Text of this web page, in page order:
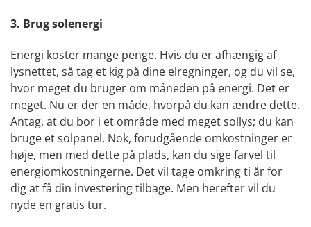
3. Brug solenergi
Energi koster mange penge. Hvis du er afhængig af
lysnettet, så tag et kig på dine elregninger, og du vil se,
hvor meget du bruger om måneden på energi. Det er
meget. Nu er der en måde, hvorpå du kan ændre dette.
Antag, at du bor i et område med meget sollys; du kan
bruge et solpanel. Nok, forudgående omkostninger er
høje, men med dette på plads, kan du sige farvel til
energiomkostningerne. Det vil tage omkring ti år for
dig at få din investering tilbage. Men herefter vil du
nyde en gratis tur.